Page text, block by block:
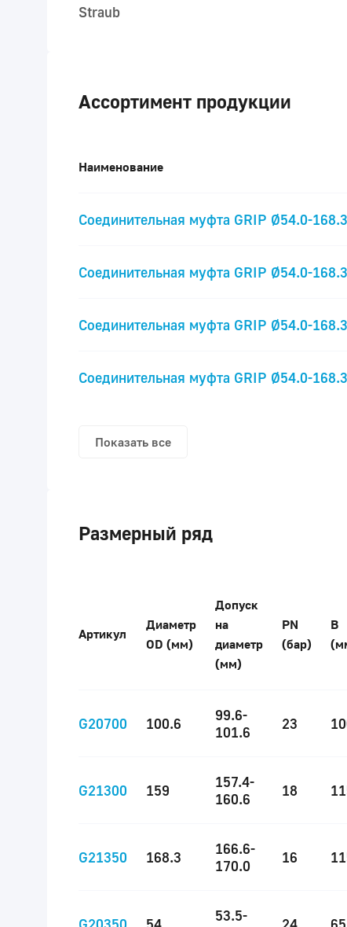
Straub
Ассортимент продукции
Наименование
Соединительная муфта GRIP Ø54.0-
Соединительная муфта GRIP Ø54.0-
Соединительная муфта GRIP Ø54.0-
Соединительная муфта GRIP Ø54.0-
Показать все
Размерный ряд
Артикул
Диаметр
OD (мм)
Допуск
на
диаметр
(мм)
PN
(бар)
B
G20700 100.6
99.6-
101.6
23
G21300 159
157.4-
160.6
18
G21350 168.3
166.6-
170.0
16
53.5-